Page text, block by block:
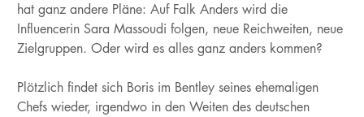
hat ganz andere Pläne: Auf Falk Anders wird die
Influencerin Sara Massoudi folgen, neue Reichweiten, neue
Zielgruppen. Oder wird es alles ganz anders kommen?
Plötzlich findet sich Boris im Bentley seines ehemaligen
Chefs wieder, irgendwo in den Weiten des deutschen